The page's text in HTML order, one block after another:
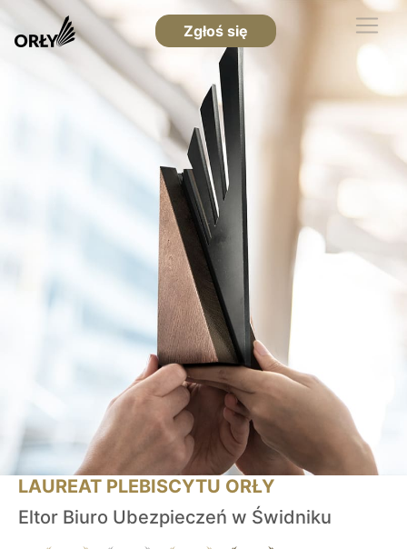
Zgłoś się
LAUREAT PLEBISCYTU ORŁY
Eltor Biuro Ubezpieczeń w Świdniku